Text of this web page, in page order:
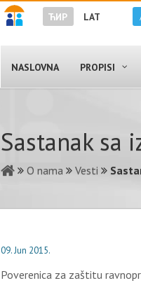
ЋИР LAT
NASLOVNA PROPISI
Sastanak sa
O nama Vesti
09. Jun 2015.
Poverenica za zaštitu